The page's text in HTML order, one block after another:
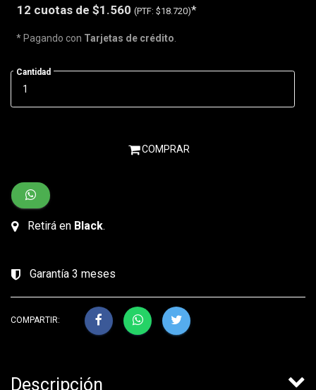
12 cuotas de $1.560 (PTF: $18.720)*
* Pagando con Tarjetas de crédito
Cantidad
COMPRAR
Retirá en Black.
Garantía 3 meses
COMPARTIR:
Descripción